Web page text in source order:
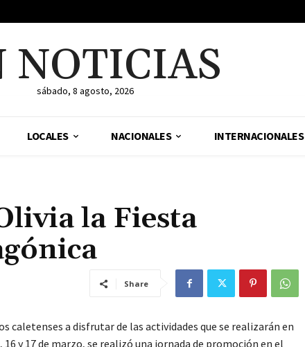
NOTICIAS
sábado, 8 agosto, 2026
LOCALES NACIONALES INTERNACIONALES
la Fiesta
Share
caletenses a disfrutar de las actividades que se realizarán en
16 y 17 de marzo, se realizó una jornada de promoción en el